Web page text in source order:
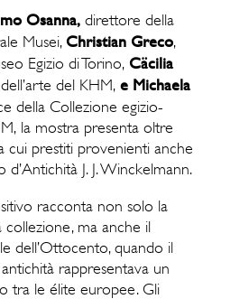
Osanna, direttore della
Musei, Christian Greco,
Egizio di Torino,Cäcilia
del KHM,e Michaela
della Collezione egizio-
la mostra presenta oltre
cui prestiti provenienti anche
d’Antichità J. J. Winckelmann.
racconta non solo la
ma anche il
dell’Ottocento, quando il
rappresentava un
tra le élite europee. Gli